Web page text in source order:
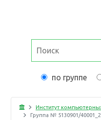
по группе
Институт
Группа № 5130901/